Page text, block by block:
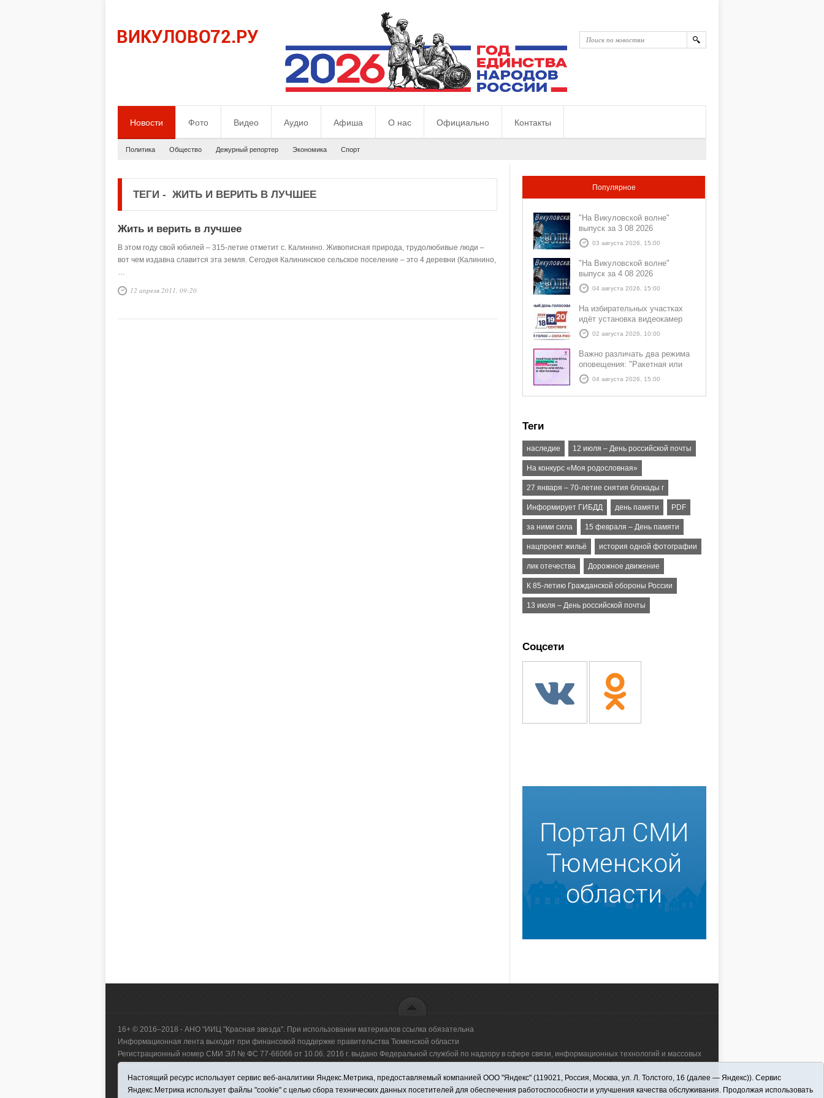
Новости Фото Видео Аудио Афиша О нас Официально Контакты
Политика Общество Дежурный репортер Экономика Спорт
ТЕГИ - ЖИТЬ И ВЕРИТЬ В ЛУЧШЕЕ
Жить и верить в лучшее
В этом году свой юбилей – 315-летие отметит с. Калинино. Живописная природа, трудолюбивые люди –
вот чем издавна славится эта земля. Сегодня Калининское сельское поселение – это 4 деревни (Калинино,
…
12 апреля 2011, 09:20
Популярное
"На Викуловской волне"
выпуск за 3 08 2026
03 августа 2026, 15:00
"На Викуловской волне"
выпуск за 4 08 2026
04 августа 2026, 15:00
На избирательных участках
идёт установка видеокамер
02 августа 2026, 10:00
Важно различать два режима
оповещения: "Ракетная или
БПЛА опасность" и "Угроза
атаки ракеты или БПЛА"
04 августа 2026, 15:00
Теги
наследие 12 июля – День российской почты
На конкурс «Моя родословная»
27 января – 70-летие снятия блокады г
Информирует ГИБДД день памяти PDF
за ними сила 15 февраля – День памяти
нацпроект жильё история одной фотографии
лик отечества Дорожное движение
К 85-летию Гражданской обороны России
13 июля – День российской почты
Соцсети
16+ © 2016–2018 - АНО "ИИЦ "Красная звезда". При использовании материалов ссылка обязательна
Информационная лента выходит при финансовой поддержке правительства Тюменской области
Регистрационный номер СМИ ЭЛ № ФС 77-66066 от 10.06. 2016 г. выдано Федеральной службой по надзору в сфере связи, информационных технологий и массовых
коммуникаций.
Учредитель (соучредители) Автономная некоммерческая организация "Информационно-издательский центр "Красная звезда"" (627570, Тюменская обл., Викуловский
р-н, с. Викулово, ул. Ленина, д. 5).
Настоящий ресурс использует сервис веб-аналитики Яндекс.Метрика, предоставляемый компанией ООО "Яндекс" (119021, Россия, Москва, ул. Л. Толстого, 16 (далее — Яндекс)). Сервис
Яндекс.Метрика использует файлы "cookie" с целью сбора технических данных посетителей для обеспечения работоспособности и улучшения качества обслуживания. Продолжая использовать